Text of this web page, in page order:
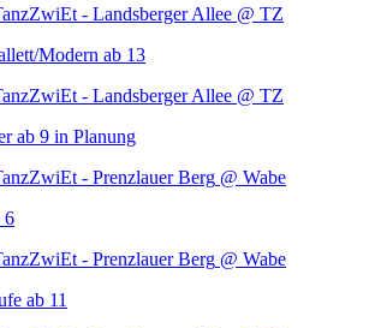
- Landsberger Allee @ TZ
Modern ab 13
- Landsberger Allee @ TZ
ab 9 in Planung
- Prenzlauer Berg @ Wabe
6
- Prenzlauer Berg @ Wabe
ab 11